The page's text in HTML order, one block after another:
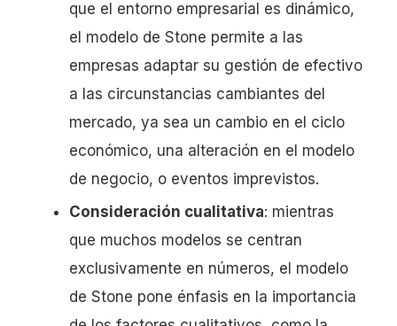
que el entorno empresarial es dinámico,
el modelo de Stone permite a las
empresas adaptar su gestión de efectivo
a las circunstancias cambiantes del
mercado, ya sea un cambio en el ciclo
económico, una alteración en el modelo
de negocio, o eventos imprevistos.
Consideración cualitativa: mientras
que muchos modelos se centran
exclusivamente en números, el modelo
de Stone pone énfasis en la importancia